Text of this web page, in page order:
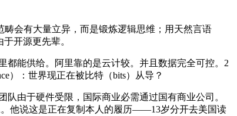
会有大量立异，而是锻炼逻辑思维；用天然言语
开源更先辈。
能供给。阿里靠的是云计较。并且数据完全可控。2
）：世界现正在被比特（bits）从导？
由于硬件受限，国际商业必需通过国有商业公司。
。他说这是正在复制本人的履历——13岁分开去美国读